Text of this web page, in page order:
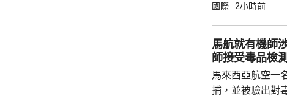
個中國，台灣是
為深化彼此合作提供
中方願同所羅門
重、共同發展的
國...
國際 2小時前
馬航就有機師
師接受毒品檢測
馬來西亞航空一
捕，並被驗出對